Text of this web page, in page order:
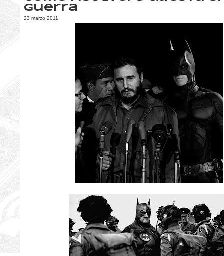
guerra
23 marzo 2011